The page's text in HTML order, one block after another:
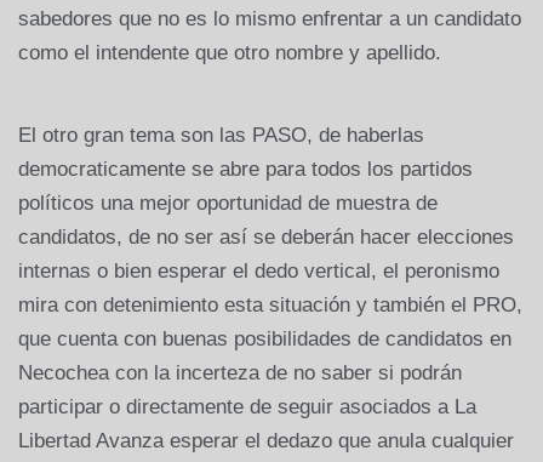
sabedores que no es lo mismo enfrentar a un candidato
como el intendente que otro nombre y apellido.
El otro gran tema son las PASO, de haberlas
democraticamente se abre para todos los partidos
políticos una mejor oportunidad de muestra de
candidatos, de no ser así se deberán hacer elecciones
internas o bien esperar el dedo vertical, el peronismo
mira con detenimiento esta situación y también el PRO,
que cuenta con buenas posibilidades de candidatos en
Necochea con la incerteza de no saber si podrán
participar o directamente de seguir asociados a La
Libertad Avanza esperar el dedazo que anula cualquier